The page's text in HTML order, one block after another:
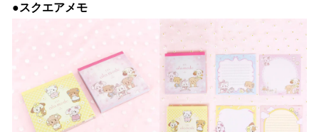
●スクエアメモ